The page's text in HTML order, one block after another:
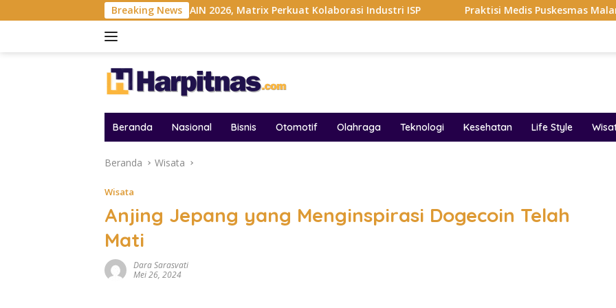
ke
Breaking News
Gelar MAIN 2026, Matrix Perkuat Kolaborasi Industri ISP Praktisi Medis Puskesmas Malang Ikut Ejek
Beranda Nasional Bisnis Otomotif Olahraga Teknologi Kesehatan Life Style
Beranda Wisata
Wisata
Anjing Jepang yang Menginspirasi Dogecoin Telah
Mati
Dara Sarasvati
Mei 26, 2024